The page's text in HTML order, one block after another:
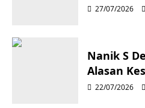
g
27/07/2026
Nanik S
Alasan
22/07/2026